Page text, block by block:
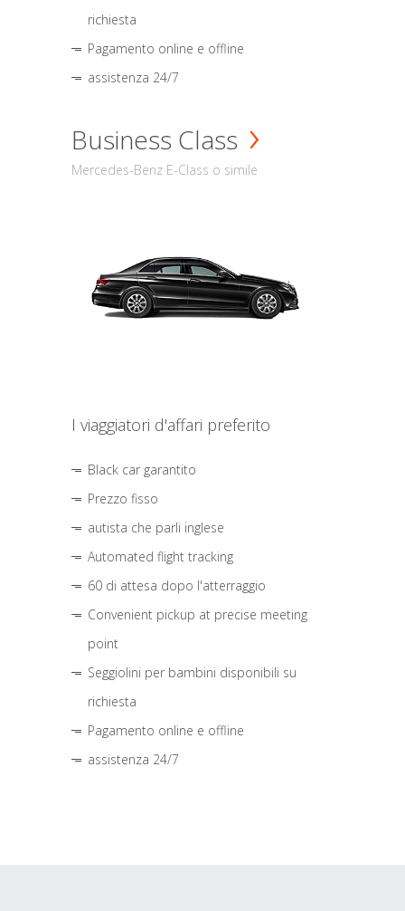
richiesta
Pagamento online e offline
assistenza 24/7
Business Class
Mercedes-Benz E-Class o simile
I viaggiatori d'affari preferito
Black car garantito
Prezzo fisso
autista che parli inglese
Automated flight tracking
60 di attesa dopo l'atterraggio
Convenient pickup at precise meeting
point
Seggiolini per bambini disponibili su
richiesta
Pagamento online e offline
assistenza 24/7